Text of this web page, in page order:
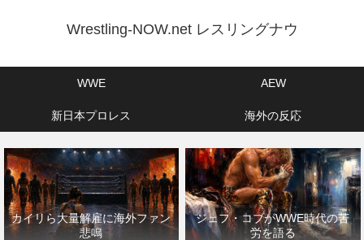
Wrestling-NOW.net レスリングナウ
WWE AEW
新日本プロレス 海外の反応
カイリら大量解雇に海外ファン
悲鳴
ジェフ・コブがWWE時代の苦
労を語る